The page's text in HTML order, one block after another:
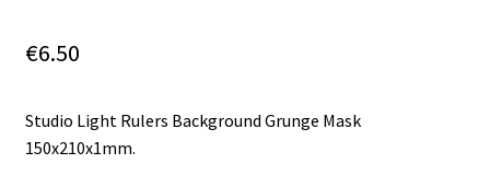
€6.50
Studio Light Rulers Background Grunge Mask
150x210x1mm.